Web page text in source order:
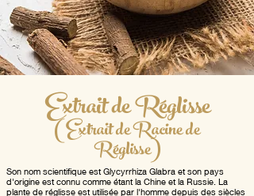
Extrait de Réglisse
(Extrait de Racine de
Réglisse)
Son nom scientifique est Glycyrrhiza Glabra et son pays
d'origine est connu comme étant la Chine et la Russie. La
plante de réglisse est utilisée par l'homme depuis des siècles